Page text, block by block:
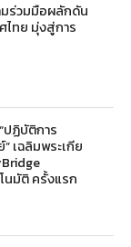
มร่วมมือผลักดัน
ไทย มุ่งสู่การ
ปฏิบัติการ
เฉลิมพระเกีย
มัติ ครั้งแรก